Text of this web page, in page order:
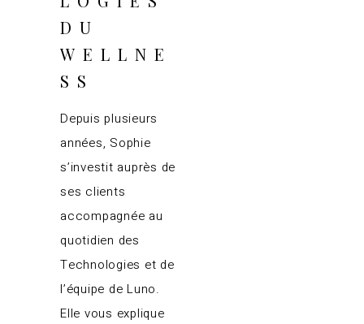
DU
WELLNE
SS
Depuis plusieurs
années, Sophie
s’investit auprès de
ses clients
accompagnée au
quotidien des
Technologies et de
l’équipe de Luno.
Elle vous explique